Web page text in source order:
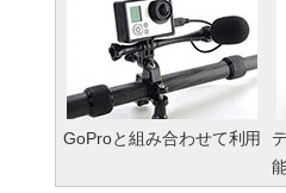
GoProと組み合わせて利用